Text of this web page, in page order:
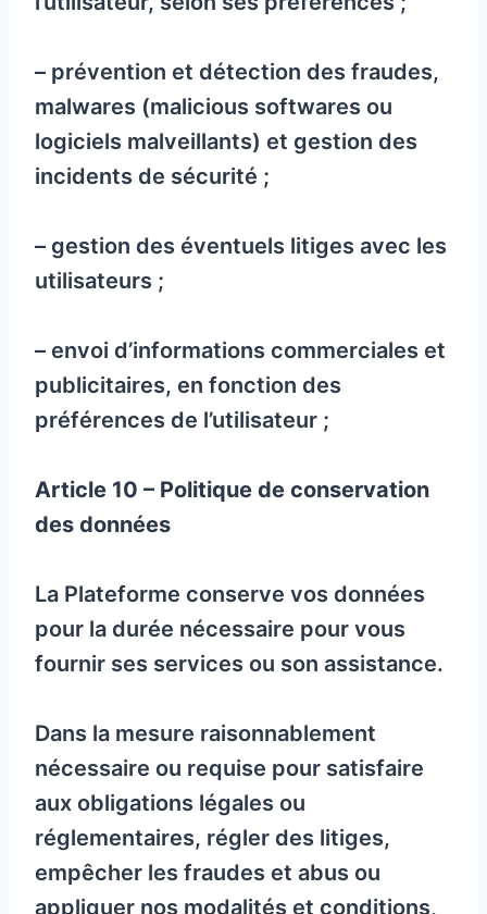
– prévention et détection des fraudes,
malwares (malicious softwares ou
logiciels malveillants) et gestion des
incidents de sécurité ;
– gestion des éventuels litiges avec les
utilisateurs ;
– envoi d’informations commerciales et
publicitaires, en fonction des
préférences de l’utilisateur ;
Article 10 – Politique de conservation
des données
La Plateforme conserve vos données
pour la durée nécessaire pour vous
fournir ses services ou son assistance.
Dans la mesure raisonnablement
nécessaire ou requise pour satisfaire
aux obligations légales ou
réglementaires, régler des litiges,
empêcher les fraudes et abus ou
appliquer nos modalités et conditions,